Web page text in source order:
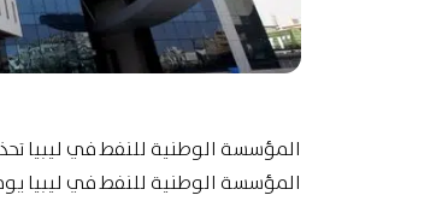
المؤسسة الوطنية للنفط في ليبيا
المؤسسة الوطنية للنفط في ليبيا